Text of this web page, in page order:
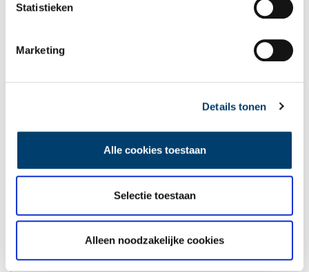
Statistieken
Marketing
Details tonen
Alle cookies toestaan
Selectie toestaan
Alleen noodzakelijke cookies
Van 12 april tot en met 5 juli 2024 is een nieuwe Dreef-
expositie waarin acht kunstenaars vanuit verschillende
veelzijdigheid van het Brutalisme in de architectuur.